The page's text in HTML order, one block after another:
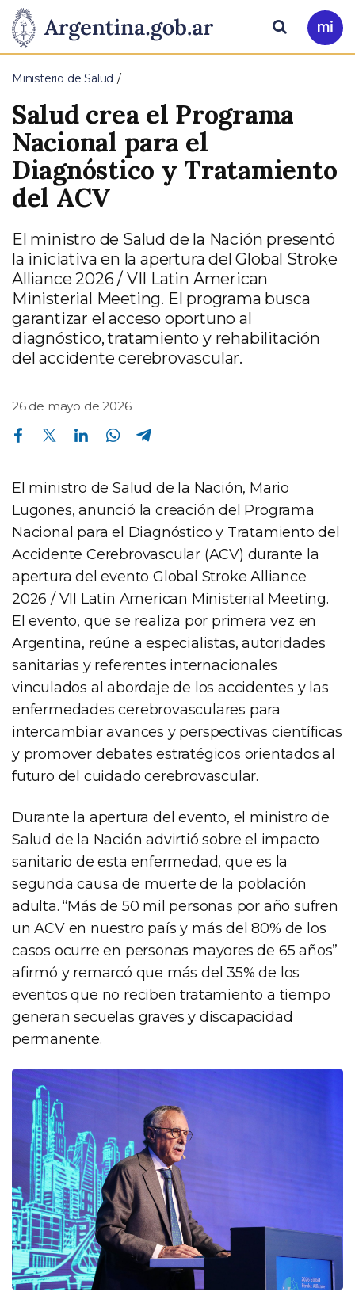
Presidencia
de
la
Nación
Pasar al contenido principal
Ir
a
Buscar
Ministerio de Salud
Salud crea el Programa
Nacional para el
Diagnóstico y Tratamiento
del ACV
El ministro de Salud de la Nación presentó
la iniciativa en la apertura del Global Stroke
Alliance 2026 / VII Latin American
Ministerial Meeting. El programa busca
garantizar el acceso oportuno al
diagnóstico, tratamiento y rehabilitación
del accidente cerebrovascular.
26 de mayo de 2026
Compartir en Facebook Compartir en Twitter Compartir en Linkedin Compartir en Whatsapp
El ministro de Salud de la Nación, Mario
Lugones, anunció la creación del Programa
Nacional para el Diagnóstico y Tratamiento del
Accidente Cerebrovascular (ACV) durante la
apertura del evento Global Stroke Alliance
2026 / VII Latin American Ministerial Meeting.
El evento, que se realiza por primera vez en
Argentina, reúne a especialistas, autoridades
sanitarias y referentes internacionales
vinculados al abordaje de los accidentes y las
enfermedades cerebrovasculares para
intercambiar avances y perspectivas científicas
y promover debates estratégicos orientados al
futuro del cuidado cerebrovascular.
Durante la apertura del evento, el ministro de
Salud de la Nación advirtió sobre el impacto
sanitario de esta enfermedad, que es la
segunda causa de muerte de la población
adulta. “Más de 50 mil personas por año sufren
un ACV en nuestro país y más del 80% de los
casos ocurre en personas mayores de 65 años”
afirmó y remarcó que más del 35% de los
eventos que no reciben tratamiento a tiempo
generan secuelas graves y discapacidad
permanente.